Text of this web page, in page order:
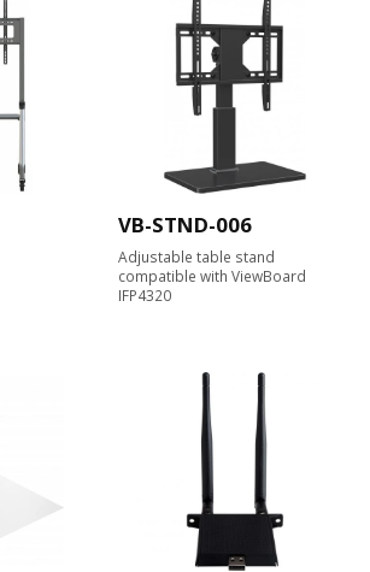
VB-STND-006
Adjustable table stand
compatible with ViewBoard
IFP4320​